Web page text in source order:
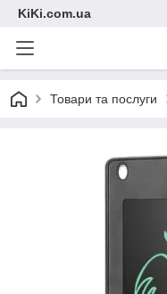
KiKi.com.ua
Товари та послуги